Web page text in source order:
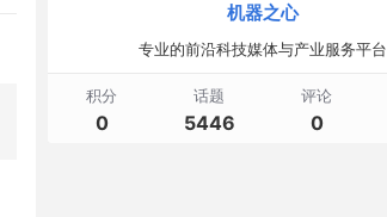
机器之心
专业的前沿科技媒体与产业服务平台
积分
0
话题
5446
评论
0